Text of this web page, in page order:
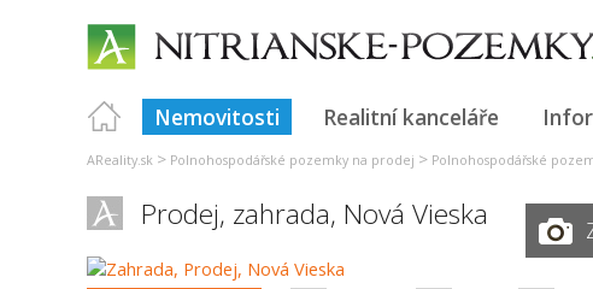
Nemovitosti Realitní kanceláře
AReality.sk > Polnohospodářské pozemky na prodej > Polnohospodářské
Prodej, zahrada, Nová Vieska